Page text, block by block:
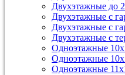
Двухэтажные до
Двухэтажные с
Двухэтажные с
Двухэтажные с
Одноэтажные
Одноэтажные
Одноэтажные